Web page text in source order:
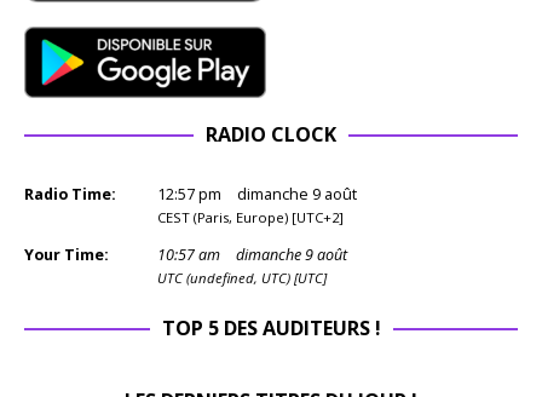
RADIO CLOCK
Radio Time: 12:57pm dimanche 9 août
CEST (Paris, Europe) [UTC+2]
Your Time: 10:57am dimanche 9 août
UTC (undefined, UTC) [UTC]
TOP 5 DES AUDITEURS !